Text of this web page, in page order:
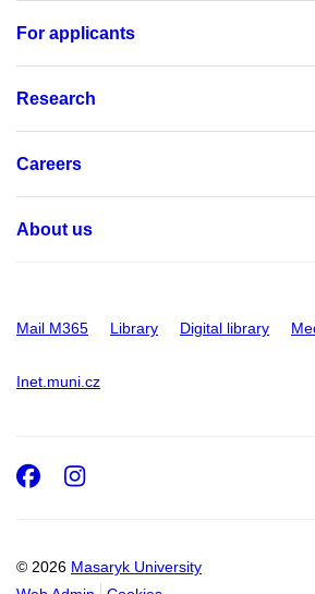
For applicants
Research
Careers
About us
Mail M365 Library Digital library
Inet.muni.cz
© 2026 Masaryk University
Facebook
Instagram